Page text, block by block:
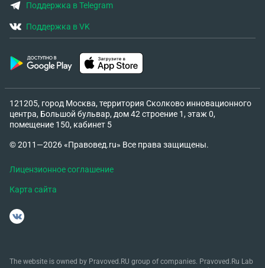
Поддержка в Telegram
Поддержка в VK
121205, город Москва, территория Сколково инновационного
центра, Большой бульвар, дом 42 строение 1, этаж 0,
помещение 150, кабинет 5
© 2011—2026 «Правовед.ru» Все права защищены.
Лицензионное соглашение
Карта сайта
The website is owned by Pravoved.RU group of companies. Pravoved.Ru Lab